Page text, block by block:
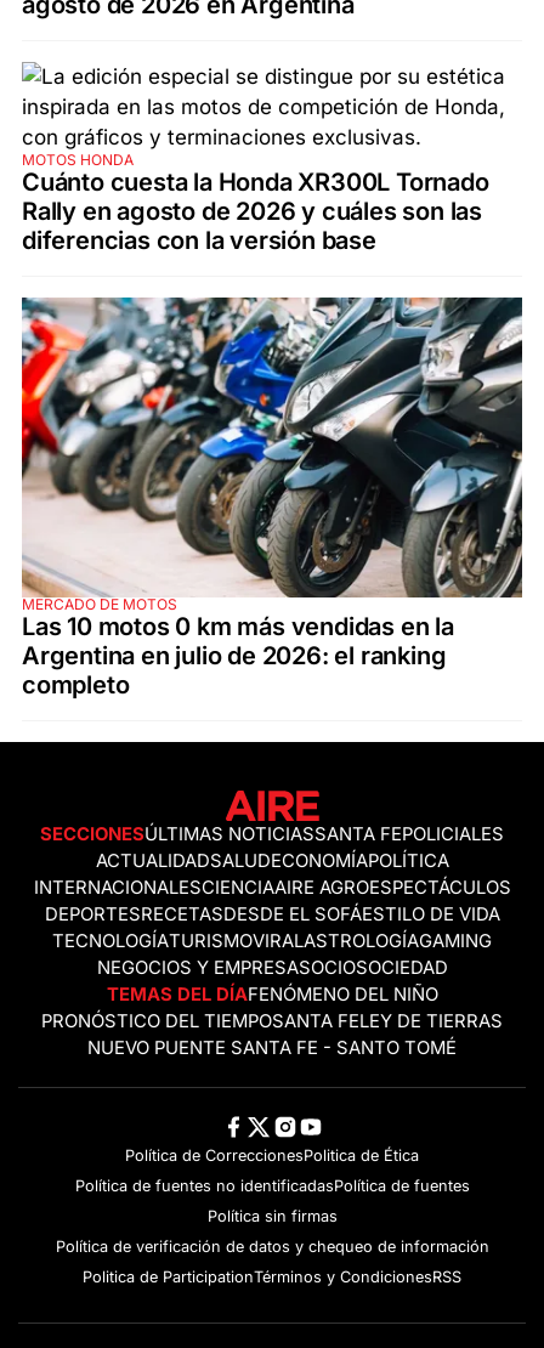
MOTOS HONDA
Cuánto cuesta la Honda XR300L Tornado
Rally en agosto de 2026 y cuáles son las
diferencias con la versión base
MERCADO DE MOTOS
Las 10 motos 0 km más vendidas en la
Argentina en julio de 2026: el ranking
completo
SECCIONESÚLTIMAS NOTICIASSANTA FEPOLICIALES
ACTUALIDADSALUDECONOMÍAPOLÍTICA
INTERNACIONALESCIENCIAAIRE AGROESPECTÁCULOS
DEPORTESRECETASDESDE EL SOFÁESTILO DE VIDA
TECNOLOGÍATURISMOVIRALASTROLOGÍAGAMING
NEGOCIOS Y EMPRESASOCIOSOCIEDAD
TEMAS DEL DÍAFENÓMENO DEL NIÑO
PRONÓSTICO DEL TIEMPOSANTA FELEY DE TIERRAS
NUEVO PUENTE SANTA FE - SANTO TOMÉ
Política de CorreccionesPolitica de Ética
Política de fuentes no identificadasPolítica de fuentes
Política sin firmas
Política de verificación de datos y chequeo de información
Politica de ParticipationTérminos y CondicionesRSS